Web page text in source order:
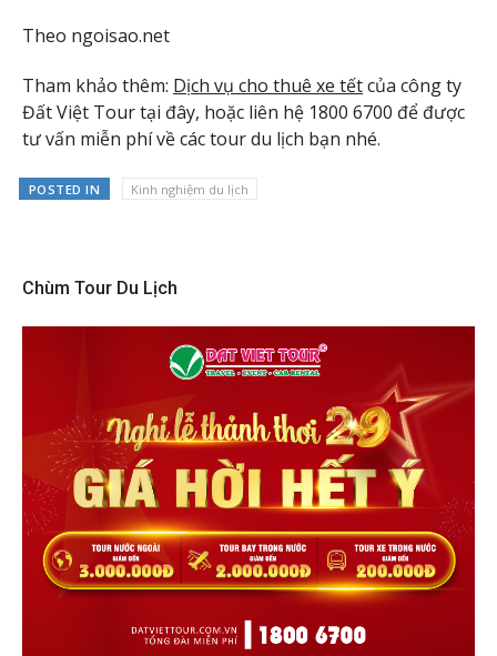
Theo ngoisao.net
Tham khảo thêm: Dịch vụ cho thuê xe tếtcủa công ty
Đất Việt Tour tại đây, hoặc liên hệ 1800 6700 để được
tư vấn miễn phí về các tour du lịch bạn nhé.
POSTED IN Kinh nghiệm du lịch
Chùm Tour Du Lịch